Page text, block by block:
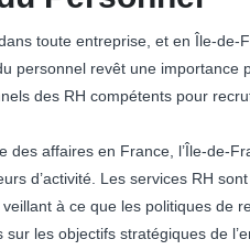
toute entreprise, et en Île-de-
personnel revêt une importance
des RH compétents pour
affaires en France, l’Île-de-
d’activité. Les services RH
à ce que les politiques de
les objectifs stratégiques de